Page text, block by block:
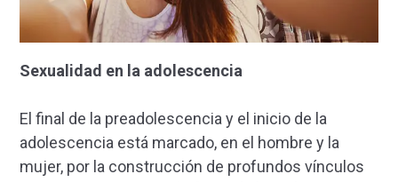
Sexualidad en la adolescencia
El final de la preadolescencia y el inicio de la
adolescencia está marcado, en el hombre y la
mujer, por la construcción de profundos vínculos